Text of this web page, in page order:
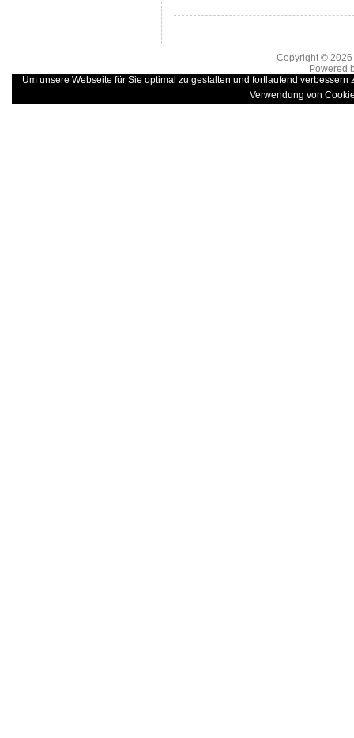
Copyright ©
Powered
Um unsere Webseite für Sie optimal zu gestalten und fortlaufend
Verwendung von